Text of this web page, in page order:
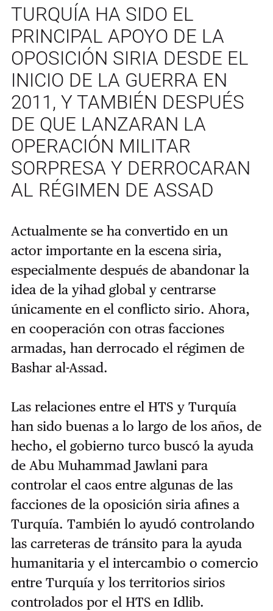
TURQUÍA HA SIDO EL
PRINCIPAL APOYO DE LA
OPOSICIÓN SIRIA DESDE EL
INICIO DE LA GUERRA EN
2011, Y TAMBIÉN DESPUÉS
DE QUE LANZARAN LA
OPERACIÓN MILITAR
SORPRESA Y DERROCARAN
AL RÉGIMEN DE ASSAD
Actualmente se ha convertido en un
actor importante en la escena siria,
especialmente después de abandonar la
idea de la yihad global y centrarse
únicamente en el conflicto sirio. Ahora,
en cooperación con otras facciones
armadas, han derrocado el régimen de
Bashar al-Assad.
Las relaciones entre el HTS y Turquía
han sido buenas a lo largo de los años, de
hecho, el gobierno turco buscó la ayuda
de Abu Muhammad Jawlani para
controlar el caos entre algunas de las
facciones de la oposición siria afines a
Turquía. También lo ayudó controlando
las carreteras de tránsito para la ayuda
humanitaria y el intercambio o comercio
entre Turquía y los territorios sirios
controlados por el HTS en Idlib.